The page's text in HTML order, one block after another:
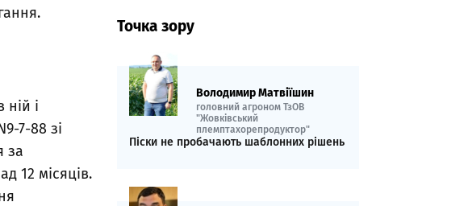
і
7-88 зі
за
12 місяців.
Точка зору
Володимир Матвіїшин
головний агроном ТзОВ
"Жовківський
племптахорепродуктор"
Піски не пробачають шаблонних рішень